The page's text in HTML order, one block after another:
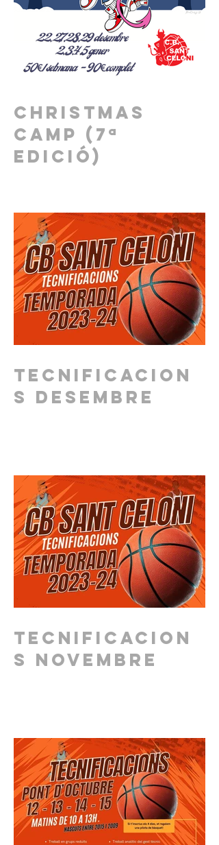
Christmas
Camp (7ª
edició)
Tecnificacion
s DESEMBRE
Tecnificacion
s novembre